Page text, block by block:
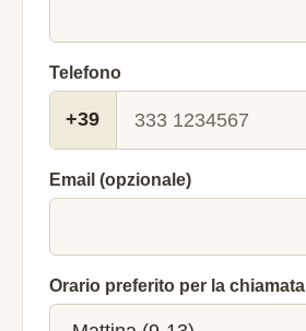
Telefono
+39
Email (opzionale)
Orario preferito per la chiamata